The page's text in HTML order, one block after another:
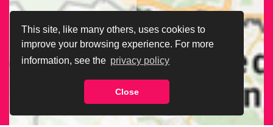
This site, like many others, uses cookies to
improve your browsing experience. For more
information, see the privacy policy
Close